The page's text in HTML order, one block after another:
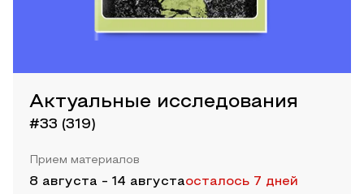
Актуальные исследования
#33 (319)
Прием материалов
8 августа - 14 августаосталось 7 дней